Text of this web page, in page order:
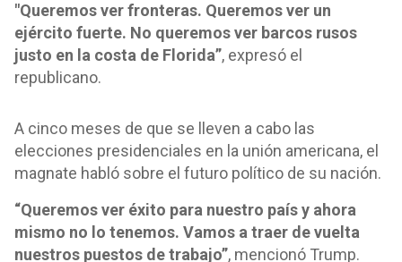
"Queremos ver fronteras. Queremos ver un
ejército fuerte. No queremos ver barcos rusos
justo en la costa de Florida”, expresó el
republicano.
A cinco meses de que se lleven a cabo las
elecciones presidenciales en la unión americana, el
magnate habló sobre el futuro político de su nación.
“Queremos ver éxito para nuestro país y ahora
mismo no lo tenemos. Vamos a traer de vuelta
nuestros puestos de trabajo”, mencionó Trump.